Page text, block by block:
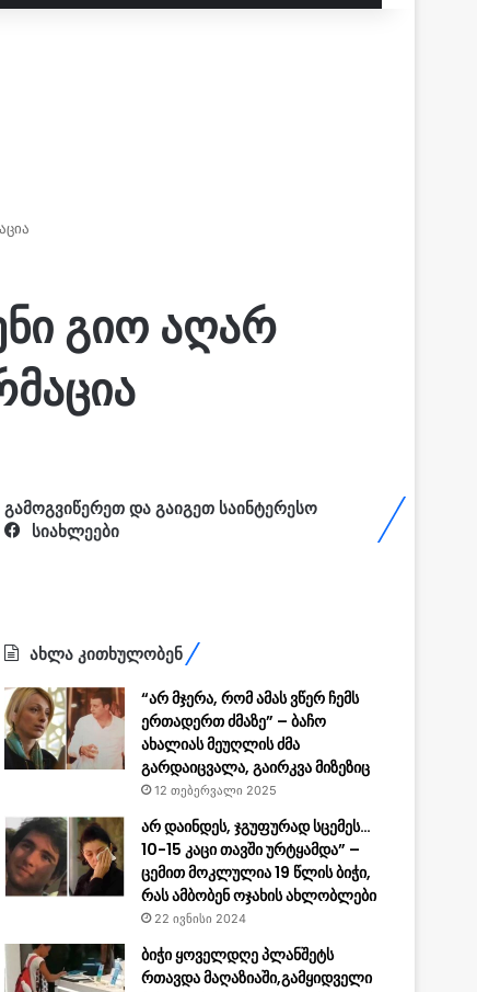
გიო აღარ
გამოგვიწერეთ და გაიგეთ საინტერესო
სიახლეები
ახლა კითხულობენ
“არ მჯერა, რომ ამას ვწერ ჩემს
ერთადერთ ძმაზე” – ბაჩო
ახალიას მეუღლის ძმა
გარდაიცვალა, გაირკვა მიზეზიც
12 თებერვალი 2025
არ დაინდეს, ჯგუფურად სცემეს…
10-15 კაცი თავში ურტყამდა” –
ცემით მოკლულია 19 წლის ბიჭი,
რას ამბობენ ოჯახის ახლობლები
22 ივნისი 2024
ბიჭი ყოველდღე პლანშეტს
რთავდა მაღაზიაში,გამყიდველი